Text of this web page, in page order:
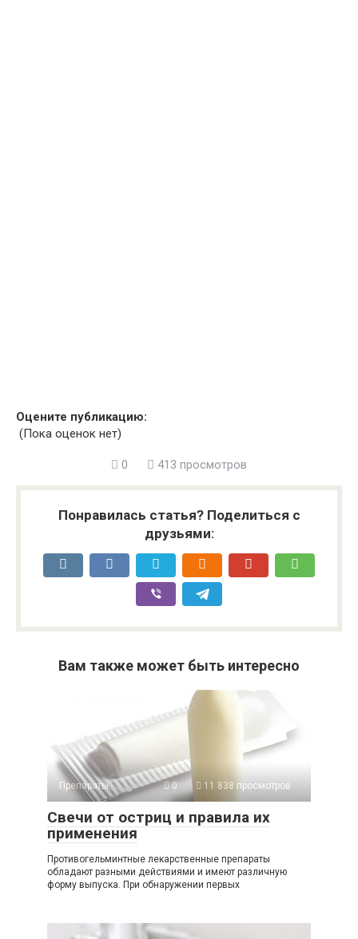
Оцените публикацию:
(Пока оценок нет)
0 413 просмотров
Понравилась статья? Поделиться с
друзьями:
Вам также может быть интересно
Препараты 0 11 838 просмотров
Свечи от остриц и правила их
применения
Противогельминтные лекарственные препараты
обладают разными действиями и имеют различную
форму выпуска. При обнаружении первых